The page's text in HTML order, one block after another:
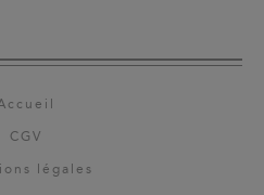
CGV
légales